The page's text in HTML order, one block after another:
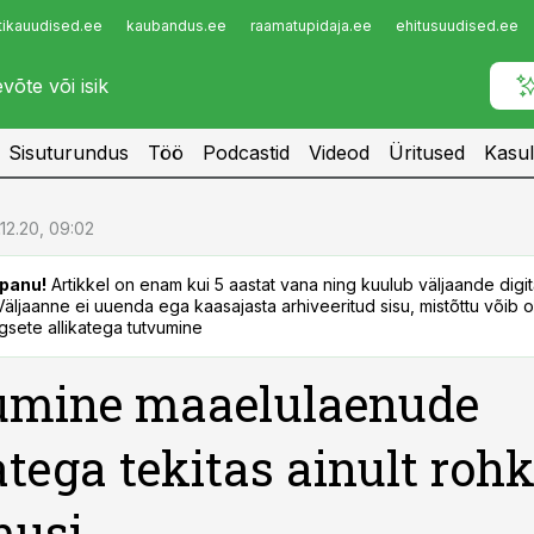
kaubandus.ee raamatupidaja.ee ehitusuudised.ee
Infopank
Sisuturundus Töö Podcastid Videod Üritused
09:02
Artikkel on enam kui 5 aastat vana ning kuulub väljaande
ei uuenda ega kaasajasta arhiveeritud sisu, mistõttu võib
allikatega tutvumine
maaelulaenude
tekitas ainult